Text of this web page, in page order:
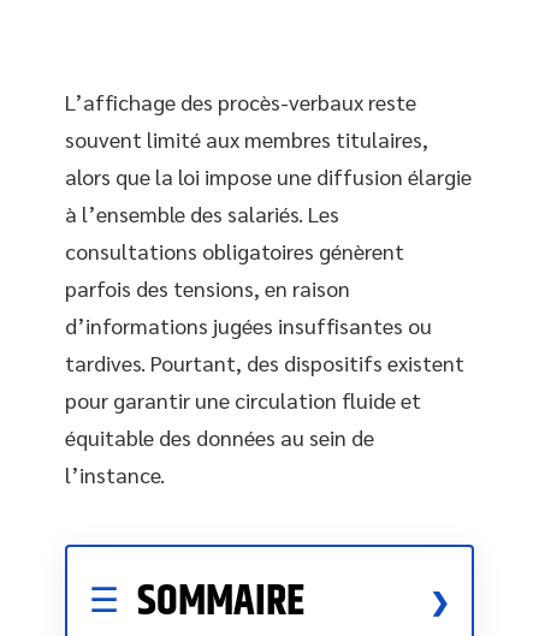
L’affichage des procès-verbaux reste
souvent limité aux membres titulaires,
alors que la loi impose une diffusion élargie
à l’ensemble des salariés. Les
consultations obligatoires génèrent
parfois des tensions, en raison
d’informations jugées insuffisantes ou
tardives. Pourtant, des dispositifs existent
pour garantir une circulation fluide et
équitable des données au sein de
l’instance.
SOMMAIRE